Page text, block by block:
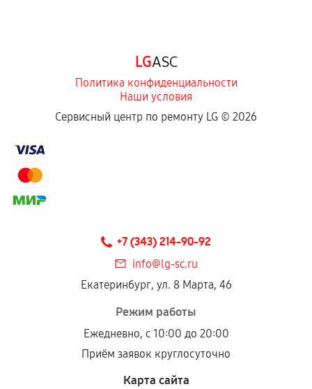
отдельных условиях.
Если комплектующие куплены
сохраняться полностью или частично, если
соблюдены следующие условия:
Установка была выполнена нашим сервисным
центром.
При этом гарантия на сами комплектующие
продавца. За качество сторонних деталей
сервисный центр ответственности не несет.
LGASC
Политика конфиденциальности
Наши условия
Сервисный центр по ремонту LG © 2026
+7 (343) 214-90-92
info@lg-sc.ru
Екатеринбург, ул. 8 Марта, 46
Режим работы
Ежедневно, с 10:00 до 20:00
Приём заявок круглосуточно
Карта сайта